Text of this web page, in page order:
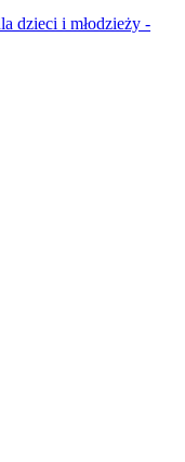
dzieci i młodzieży -